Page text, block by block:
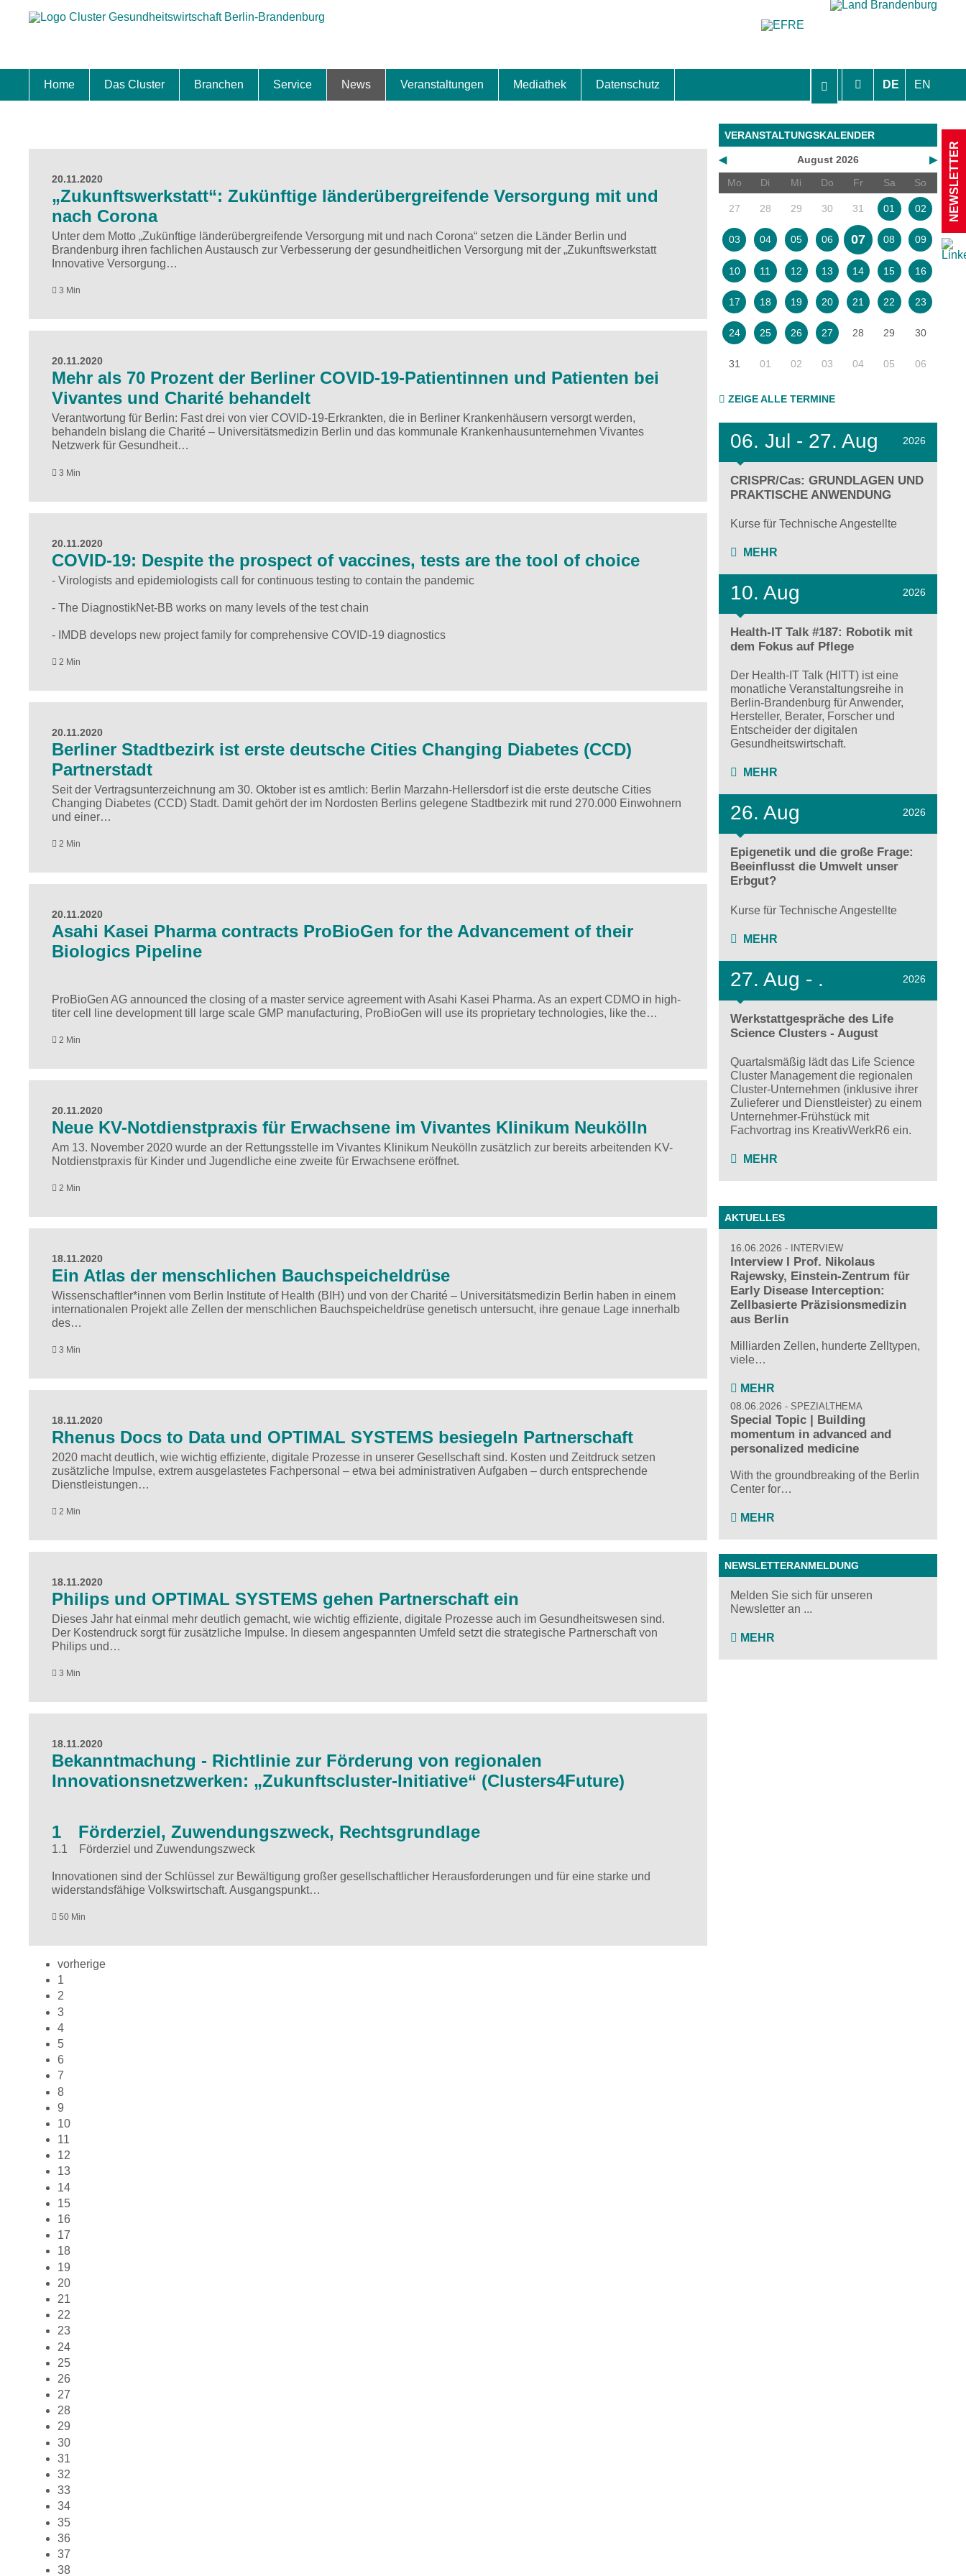
DE EN
Home Das Cluster Branchen Service News Veranstaltungen Mediathek Datenschutz
20.11.2020
„Zukunftswerkstatt“: Zukünftige länderübergreifende Versorgung mit und
nach Corona
Unter dem Motto „Zukünftige länderübergreifende Versorgung mit und nach Corona“ setzen die Länder Berlin und
Brandenburg ihren fachlichen Austausch zur Verbesserung der gesundheitlichen Versorgung mit der „Zukunftswerkstatt
Innovative Versorgung…
3 Min
20.11.2020
Mehr als 70 Prozent der Berliner COVID-19-Patientinnen und Patienten bei
Vivantes und Charité behandelt
Verantwortung für Berlin: Fast drei von vier COVID-19-Erkrankten, die in Berliner Krankenhäusern versorgt werden,
behandeln bislang die Charité – Universitätsmedizin Berlin und das kommunale Krankenhausunternehmen Vivantes
Netzwerk für Gesundheit…
3 Min
20.11.2020
COVID-19: Despite the prospect of vaccines, tests are the tool of choice
- Virologists and epidemiologists call for continuous testing to contain the pandemic
- The DiagnostikNet-BB works on many levels of the test chain
- IMDB develops new project family for comprehensive COVID-19 diagnostics
2 Min
20.11.2020
Berliner Stadtbezirk ist erste deutsche Cities Changing Diabetes (CCD)
Partnerstadt
Seit der Vertragsunterzeichnung am 30. Oktober ist es amtlich: Berlin Marzahn-Hellersdorf ist die erste deutsche Cities
Changing Diabetes (CCD) Stadt. Damit gehört der im Nordosten Berlins gelegene Stadtbezirk mit rund 270.000 Einwohnern
und einer…
2 Min
20.11.2020
Asahi Kasei Pharma contracts ProBioGen for the Advancement of their
Biologics Pipeline
ProBioGen AG announced the closing of a master service agreement with Asahi Kasei Pharma. As an expert CDMO in high-
titer cell line development till large scale GMP manufacturing, ProBioGen will use its proprietary technologies, like the…
2 Min
20.11.2020
Neue KV-Notdienstpraxis für Erwachsene im Vivantes Klinikum Neukölln
Am 13. November 2020 wurde an der Rettungsstelle im Vivantes Klinikum Neukölln zusätzlich zur bereits arbeitenden KV-
Notdienstpraxis für Kinder und Jugendliche eine zweite für Erwachsene eröffnet.
2 Min
18.11.2020
Ein Atlas der menschlichen Bauchspeicheldrüse
Wissenschaftler*innen vom Berlin Institute of Health (BIH) und von der Charité – Universitätsmedizin Berlin haben in einem
internationalen Projekt alle Zellen der menschlichen Bauchspeicheldrüse genetisch untersucht, ihre genaue Lage innerhalb
des…
3 Min
18.11.2020
Rhenus Docs to Data und OPTIMAL SYSTEMS besiegeln Partnerschaft
2020 macht deutlich, wie wichtig effiziente, digitale Prozesse in unserer Gesellschaft sind. Kosten und Zeitdruck setzen
zusätzliche Impulse, extrem ausgelastetes Fachpersonal – etwa bei administrativen Aufgaben – durch entsprechende
Dienstleistungen…
2 Min
18.11.2020
Philips und OPTIMAL SYSTEMS gehen Partnerschaft ein
Dieses Jahr hat einmal mehr deutlich gemacht, wie wichtig effiziente, digitale Prozesse auch im Gesundheitswesen sind.
Der Kostendruck sorgt für zusätzliche Impulse. In diesem angespannten Umfeld setzt die strategische Partnerschaft von
Philips und…
3 Min
18.11.2020
Bekanntmachung - Richtlinie zur Förderung von regionalen
Innovationsnetzwerken: „Zukunftscluster-Initiative“ (Clusters4Future)
1 Förderziel, Zuwendungszweck, Rechtsgrundlage
1.1 Förderziel und Zuwendungszweck
Innovationen sind der Schlüssel zur Bewältigung großer gesellschaftlicher Herausforderungen und für eine starke und
widerstandsfähige Volkswirtschaft. Ausgangspunkt…
50 Min
vorherige
1
2
3
4
5
6
7
8
9
10
11
12
13
14
15
16
17
18
19
20
21
22
23
24
25
26
27
28
29
30
31
32
33
34
35
36
37
38
VERANSTALTUNGSKALENDER
◀ ▶
August 2026
Mo
Di Mi Do Fr Sa So
27 28 29 30 31 01 02
03 04 05 06 07 08 09
10 11 12 13 14 15 16
17 18 19 20 21 22 23
24 25 26 27 28 29 30
31 01 02 03 04 05 06
ZEIGE ALLE TERMINE
06. Jul - 27. Aug 2026
CRISPR/Cas: GRUNDLAGEN UND
PRAKTISCHE ANWENDUNG
Kurse für Technische Angestellte
MEHR
10. Aug 2026
Health-IT Talk #187: Robotik mit
dem Fokus auf Pflege
Der Health-IT Talk (HITT) ist eine
monatliche Veranstaltungsreihe in
Berlin-Brandenburg für Anwender,
Hersteller, Berater, Forscher und
Entscheider der digitalen
Gesundheitswirtschaft.
MEHR
26. Aug 2026
Epigenetik und die große Frage:
Beeinflusst die Umwelt unser
Erbgut?
Kurse für Technische Angestellte
MEHR
27. Aug - . 2026
Werkstattgespräche des Life
Science Clusters - August
Quartalsmäßig lädt das Life Science
Cluster Management die regionalen
Cluster-Unternehmen (inklusive ihrer
Zulieferer und Dienstleister) zu einem
Unternehmer-Frühstück mit
Fachvortrag ins KreativWerkR6 ein.
MEHR
AKTUELLES
16.06.2026 INTERVIEW
Interview I Prof. Nikolaus
Rajewsky, Einstein-Zentrum für
Early Disease Interception:
Zellbasierte Präzisionsmedizin
aus Berlin
Milliarden Zellen, hunderte Zelltypen,
viele…
MEHR
08.06.2026 SPEZIALTHEMA
Special Topic | Building
momentum in advanced and
personalized medicine
With the groundbreaking of the Berlin
Center for…
MEHR
NEWSLETTERANMELDUNG
Melden Sie sich für unseren
Newsletter an ...
MEHR
NEWSLETTER